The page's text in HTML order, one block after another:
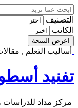
التصنيف
الكاتب
اعرض النتيجة
أساليب التعلم ,
تفنيد
مركز مداد للدراسات